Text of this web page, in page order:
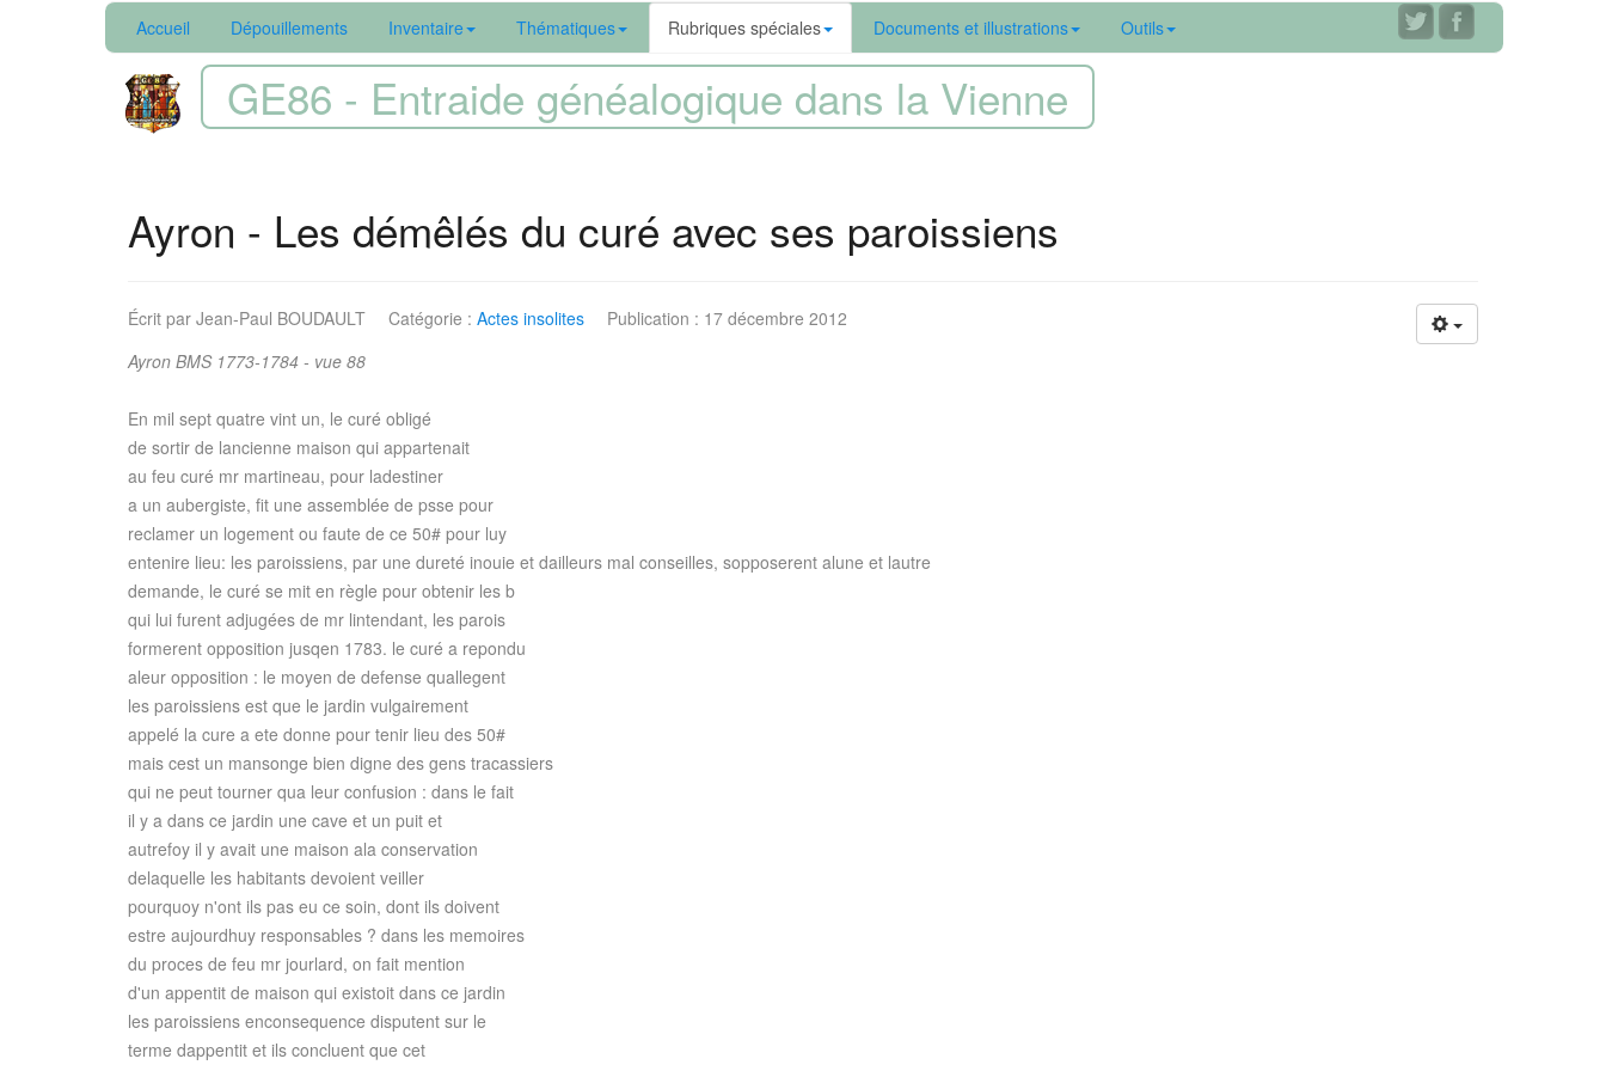
Accueil Dépouillements Inventaire Thématiques Rubriques spéciales Documents et illustrations Outils
GE86 - Entraide généalogique dans la Vienne
Ayron - Les démêlés du curé avec ses paroissiens
Écrit par Jean-Paul BOUDAULT Catégorie : Actes insolites
Publication : 17 décembre 2012
Ayron BMS 1773-1784 - vue 88
En mil sept quatre vint un, le curé obligé
de sortir de lancienne maison qui appartenait
au feu curé mr martineau, pour ladestiner
a un aubergiste, fit une assemblée de psse pour
reclamer un logement ou faute de ce 50# pour luy
entenire lieu: les paroissiens, par une dureté inouie et dailleurs mal conseilles, sopposerent alune et lautre
demande, le curé se mit en règle pour obtenir les b
qui lui furent adjugées de mr lintendant, les parois
formerent opposition jusqen 1783. le curé a repondu
aleur opposition : le moyen de defense quallegent
les paroissiens est que le jardin vulgairement
appelé la cure a ete donne pour tenir lieu des 50#
mais cest un mansonge bien digne des gens tracassiers
qui ne peut tourner qua leur confusion : dans le fait
il y a dans ce jardin une cave et un puit et
autrefoy il y avait une maison ala conservation
delaquelle les habitants devoient veiller
pourquoy n'ont ils pas eu ce soin, dont ils doivent
estre aujourdhuy responsables ? dans les memoires
du proces de feu mr jourlard, on fait mention
d'un appentit de maison qui existoit dans ce jardin
les paroissiens enconsequence disputent sur le
terme dappentit et ils concluent que cet